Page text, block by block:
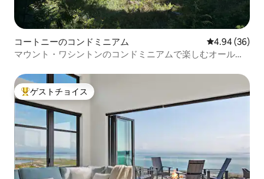
コートニーのコンドミニアム レビュー36
4.94 (36)
マウント・ワシントンのコンドミニアムで楽しむオールシ
大好評のゲストチョイスです。
ゲストチョイス